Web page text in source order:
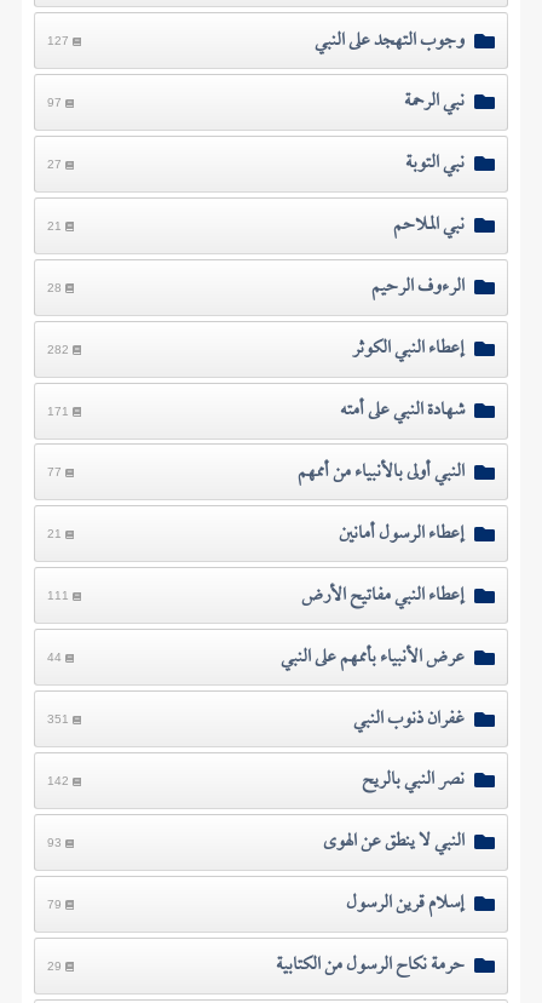
وجوب التهجد على النبي 127
نبي الرحمة 97
نبي التوبة 27
نبي الملاحم 21
الرءوف الرحيم 28
إعطاء النبي الكوثر 282
شهادة النبي على أمته 171
النبي أولى بالأنبياء من أممهم 77
إعطاء الرسول أمانين 21
إعطاء النبي مفاتيح الأرض 111
عرض الأنبياء بأممهم على النبي 44
غفران ذنوب النبي 351
نصر النبي بالريح 142
النبي لا ينطق عن الهوى 93
إسلام قرين الرسول 79
حرمة نكاح الرسول من الكتابية 29